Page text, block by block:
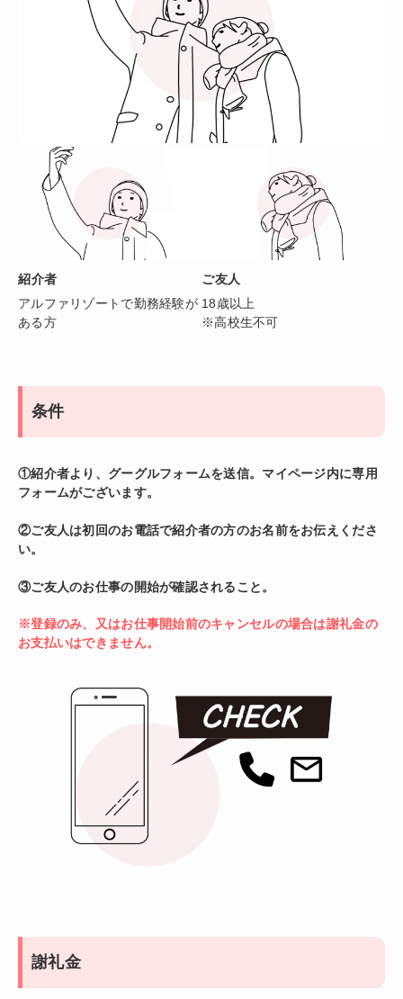
紹介者
アルファリゾートで勤務経験が
ある方
ご友人
18歳以上
※高校生不可
条件
①紹介者より、グーグルフォームを送信。マイページ内に専用
フォームがございます。
②ご友人は初回のお電話で紹介者の方のお名前をお伝えくださ
い。
③ご友人のお仕事の開始が確認されること。
※登録のみ、又はお仕事開始前のキャンセルの場合は謝礼金の
お支払いはできません。
謝礼金